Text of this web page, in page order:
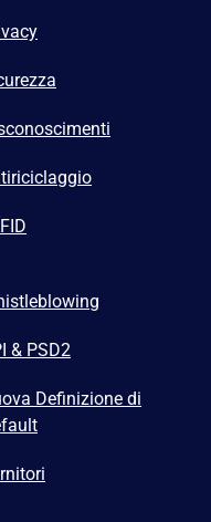
& PSD2
Definizione di